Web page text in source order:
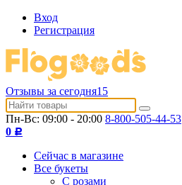
Вход
Регистрация
Отзывы за сегодня15
Пн-Вс: 09:00 - 20:00 8-800-505-44-53
0 Р
Сейчас в магазине
Все букеты
C розами